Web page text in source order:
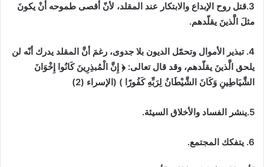
3.قتل روح الإبداع والابتكار عند المقلد، لأنّ أقصى طموحه أنْ يكونَ
مثلَ الَّذينَ يقلّدهم.
4. تبذير الأموال وتحمّل الديون بلا جدوى، رغمَ أنَّ المقلد يدرك أنّه لن
يلحق الَّذينَ يقلّدهم، وقد قال تعالى: ﴿ إِنَّ الْمُبذِرِينَ كَانُوا إِخْوَانَ
الشَّيَاطِينِ وَكَانَ الشَّيْطَانُ لِرَبِّهِ كَفُورًا ) (الإسراء (2)
5.ينشر الفساد والأخلاق السيئة.
6. يتفكك المجتمع.